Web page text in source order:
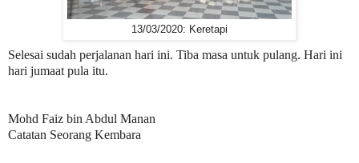
13/03/2020: Keretapi
Selesai sudah perjalanan hari ini. Tiba masa untuk pulang. Hari ini
hari jumaat pula itu.
Mohd Faiz bin Abdul Manan
Catatan Seorang Kembara